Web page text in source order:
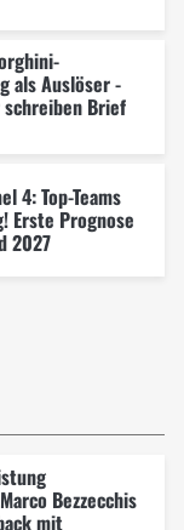
als Auslöser -
Brief
4: Top-Teams
Erste Prognose
2027
Bezzecchis
mit